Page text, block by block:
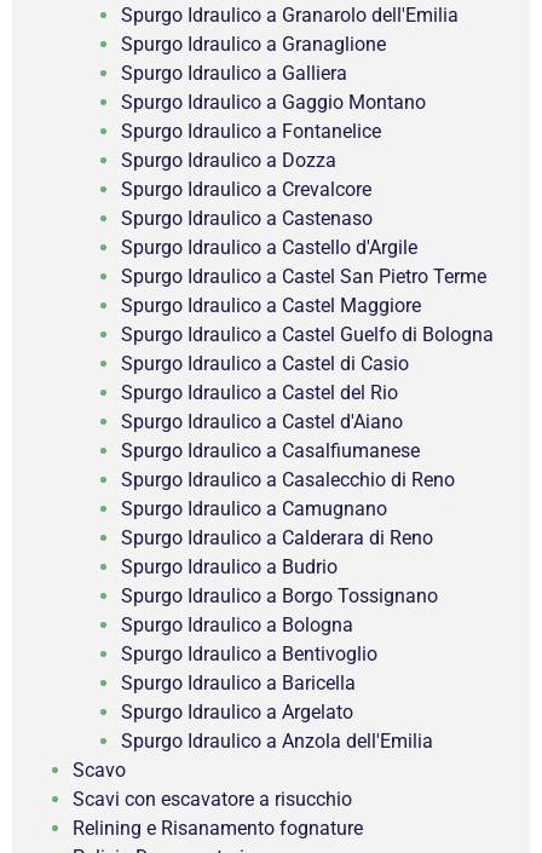
Spurgo Idraulico a Granarolo dell'Emilia
Spurgo Idraulico a Granaglione
Spurgo Idraulico a Galliera
Spurgo Idraulico a Gaggio Montano
Spurgo Idraulico a Fontanelice
Spurgo Idraulico a Dozza
Spurgo Idraulico a Crevalcore
Spurgo Idraulico a Castenaso
Spurgo Idraulico a Castello d'Argile
Spurgo Idraulico a Castel San Pietro Terme
Spurgo Idraulico a Castel Maggiore
Spurgo Idraulico a Castel Guelfo di Bologna
Spurgo Idraulico a Castel di Casio
Spurgo Idraulico a Castel del Rio
Spurgo Idraulico a Castel d'Aiano
Spurgo Idraulico a Casalfiumanese
Spurgo Idraulico a Casalecchio di Reno
Spurgo Idraulico a Camugnano
Spurgo Idraulico a Calderara di Reno
Spurgo Idraulico a Budrio
Spurgo Idraulico a Borgo Tossignano
Spurgo Idraulico a Bologna
Spurgo Idraulico a Bentivoglio
Spurgo Idraulico a Baricella
Spurgo Idraulico a Argelato
Spurgo Idraulico a Anzola dell'Emilia
Scavo
Scavi con escavatore a risucchio
Relining e Risanamento fognature